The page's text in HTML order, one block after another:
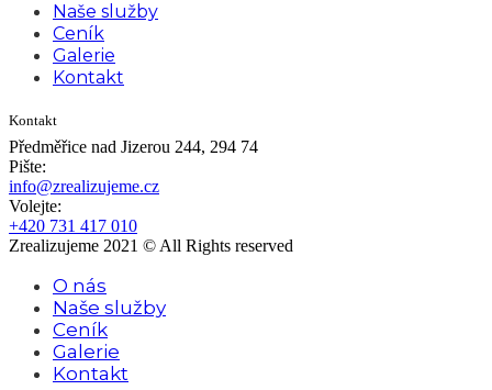
Naše služby
Ceník
Galerie
Kontakt
Kontakt
Předměřice nad Jizerou 244, 294 74
Pište:
info@zrealizujeme.cz
Volejte:
+420 731 417 010
Zrealizujeme 2021 © All Rights reserved
O nás
Naše služby
Ceník
Galerie
Kontakt